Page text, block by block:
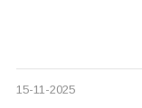
15-11-2025